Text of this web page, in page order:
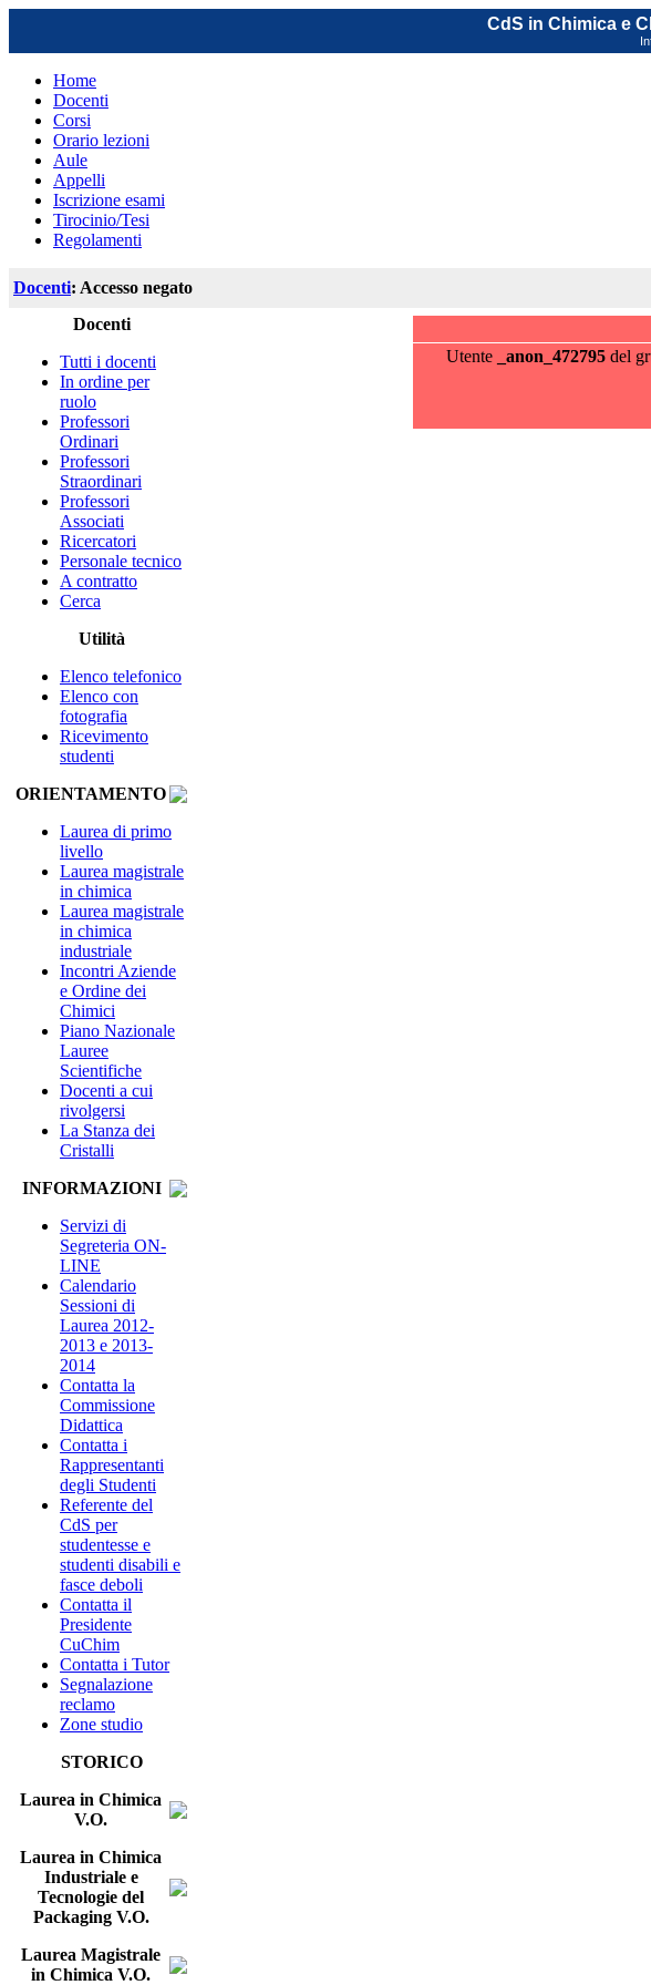
CdS in Chimica e
Home
Docenti
Corsi
Orario lezioni
Aule
Appelli
Iscrizione esami
Tirocinio/Tesi
Regolamenti
Docenti: Accesso negato
Docenti
Tutti i docenti
In ordine per
ruolo
Professori
Ordinari
Professori
Straordinari
Professori
Associati
Ricercatori
Personale tecnico
A contratto
Cerca
Utilità
Elenco telefonico
Elenco con
fotografia
Ricevimento
studenti
ORIENTAMENTO
Laurea di primo
livello
Laurea magistrale
in chimica
Laurea magistrale
in chimica
industriale
Incontri Aziende
e Ordine dei
Chimici
Piano Nazionale
Lauree
Scientifiche
Docenti a cui
rivolgersi
La Stanza dei
Cristalli
INFORMAZIONI
Servizi di
Segreteria ON-
LINE
Calendario
Sessioni di
Laurea 2012-
2013 e 2013-
2014
Contatta la
Commissione
Didattica
Contatta i
Rappresentanti
degli Studenti
Referente del
CdS per
studentesse e
studenti disabili e
fasce deboli
Contatta il
Presidente
CuChim
Contatta i Tutor
Segnalazione
reclamo
Zone studio
STORICO
Laurea in Chimica
V.O.
Laurea in Chimica
Industriale e
Tecnologie del
Packaging V.O.
Laurea Magistrale
in Chimica V.O.
Utente
_anon_472795del